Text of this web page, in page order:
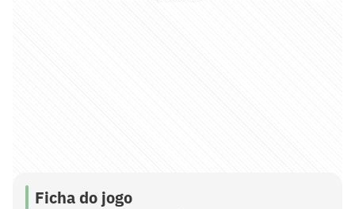
Ficha do jogo